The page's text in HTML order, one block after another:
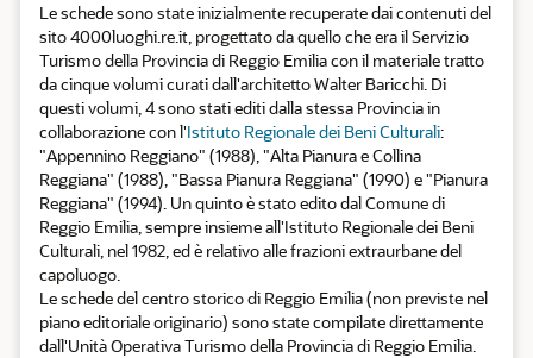
Le schede sono state inizialmente recuperate dai contenuti del
sito 4000luoghi.re.it, progettato da quello che era il Servizio
Turismo della Provincia di Reggio Emilia con il materiale tratto
da cinque volumi curati dall'architetto Walter Baricchi. Di
questi volumi, 4 sono stati editi dalla stessa Provincia in
collaborazione con l'Istituto Regionale dei Beni Culturali:
"Appennino Reggiano" (1988), "Alta Pianura e Collina
Reggiana" (1988), "Bassa Pianura Reggiana" (1990) e "Pianura
Reggiana" (1994). Un quinto è stato edito dal Comune di
Reggio Emilia, sempre insieme all'Istituto Regionale dei Beni
Culturali, nel 1982, ed è relativo alle frazioni extraurbane del
capoluogo.
Le schede del centro storico di Reggio Emilia (non previste nel
piano editoriale originario) sono state compilate direttamente
dall'Unità Operativa Turismo della Provincia di Reggio Emilia.